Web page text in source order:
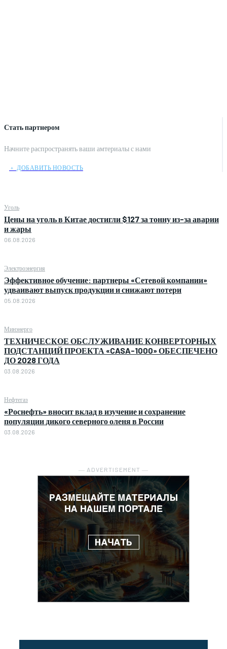
Стать партнером
Начните распространять ваши амтериалы с нами
﹢ ДОБАВИТЬ НОВОСТЬ
Уголь
Цены на уголь в Китае достигли $127 за тонну из-за аварии
и жары
06.08.2026
Электроэнергия
Эффективное обучение: партнеры «Сетевой компании»
удваивают выпуск продукции и снижают потери
05.08.2026
Минэнерго
ТЕХНИЧЕСКОЕ ОБСЛУЖИВАНИЕ КОНВЕРТОРНЫХ
ПОДСТАНЦИЙ ПРОЕКТА «CASA-1000» ОБЕСПЕЧЕНО
ДО 2028 ГОДА
03.08.2026
Нефтегаз
«Роснефть» вносит вклад в изучение и сохранение
популяции дикого северного оленя в России
03.08.2026
― ADVERTISEMENT ―